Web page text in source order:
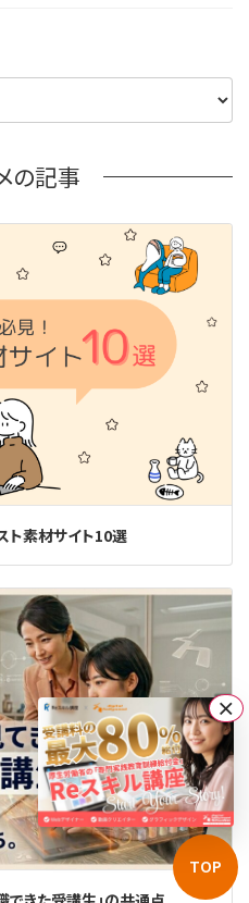
の記事
ト素材サイト10選
TOP
×